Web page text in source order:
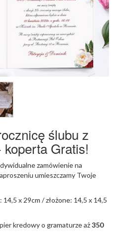
ślubu z
Gratis!
zamówienie na
umieszczamy Twoje
x 29cm / złożone: 14,5 x 14,5
kredowy o gramaturze aż350